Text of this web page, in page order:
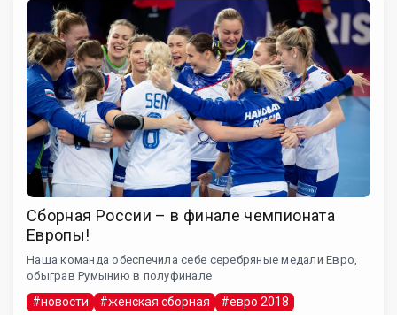
Сборная России – в финале чемпионата
Европы!
Наша команда обеспечила себе серебряные медали Евро,
обыграв Румынию в полуфинале
#новости #женская сборная #евро 2018